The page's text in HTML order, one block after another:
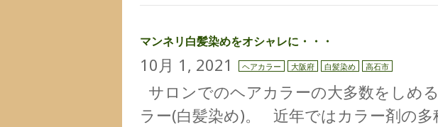
マンネリ白髪染めをオシャレに・・・
10月 1, 2021 ヘアカラー 大阪府 白髪染め 高石市
サロンでのヘアカラーの大多数をしめ
ラー(白髪染め)。 近年ではカラー剤の多